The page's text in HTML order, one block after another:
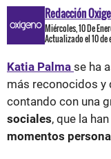
Redacción
Miércoles, 10 De
Actualizado el 10 de
Katia Palma se ha
más reconocidos y
contando con una
sociales, que la
momentos